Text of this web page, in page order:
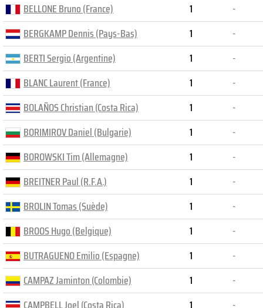
BELLONE Bruno (France)
BERGKAMP Dennis (Pays-Bas)
BERTI Sergio (Argentine)
BLANC Laurent (France)
BOLAÑOS Christian (Costa Rica)
BORIMIROV Daniel (Bulgarie)
BOROWSKI Tim (Allemagne)
BREITNER Paul (R.F.A.)
BROLIN Tomas (Suède)
BROOS Hugo (Belgique)
BUTRAGUENO Emilio (Espagne)
CAMPAZ Jaminton (Colombie)
1
-
1
-
1
-
1
-
1
-
1
-
1
-
1
-
1
-
1
-
1
-
1
-